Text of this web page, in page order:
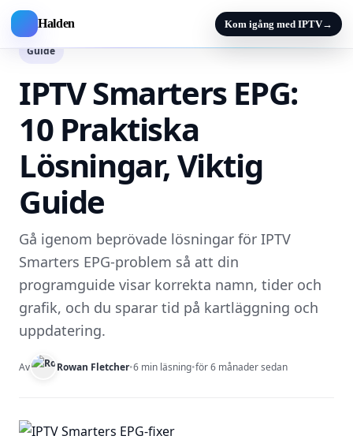
Halden Kom igång med IPTV→
Guide
IPTV Smarters EPG:
10 Praktiska
Lösningar, Viktig
Guide
Gå igenom beprövade lösningar för IPTV
Smarters EPG-problem så att din
programguide visar korrekta namn, tider och
grafik, och du sparar tid på kartläggning och
uppdatering.
Av Rowan Fletcher•6 min läsning•för 6 månader sedan